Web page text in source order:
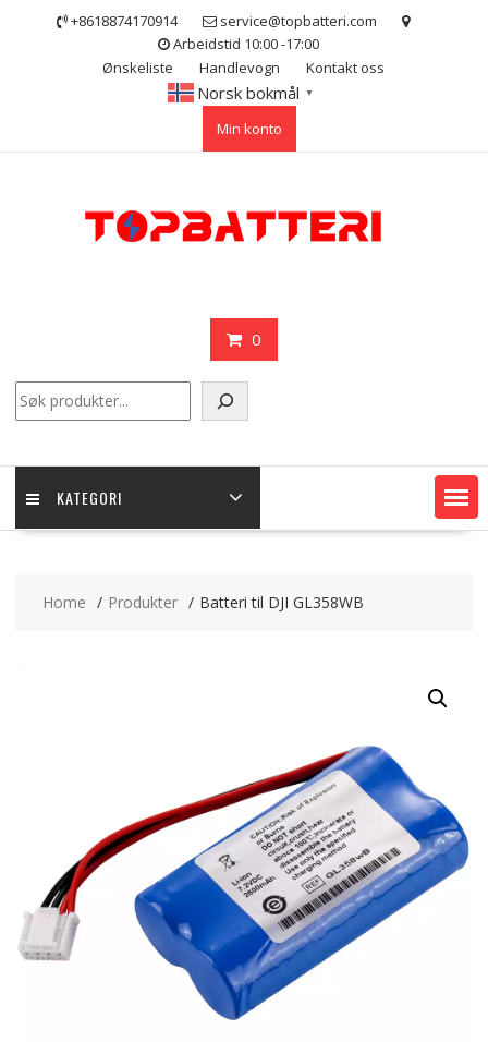
+8618874170914
service@topbatteri.com
Arbeidstid 10:00 -17:00
Ønskeliste
Handlevogn Kontakt oss
Norsk bokmål ▼
Min konto
0
KATEGORI
Home Produkter Batteri til DJI GL358WB